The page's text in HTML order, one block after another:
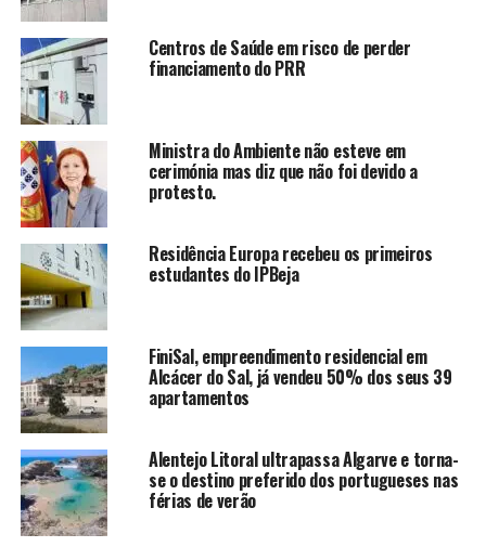
Centros de Saúde em risco de perder
financiamento do PRR
Ministra do Ambiente não esteve em
cerimónia mas diz que não foi devido a
protesto.
Residência Europa recebeu os primeiros
estudantes do IPBeja
FiniSal, empreendimento residencial em
Alcácer do Sal, já vendeu 50% dos seus 39
apartamentos
Alentejo Litoral ultrapassa Algarve e torna-
se o destino preferido dos portugueses nas
férias de verão